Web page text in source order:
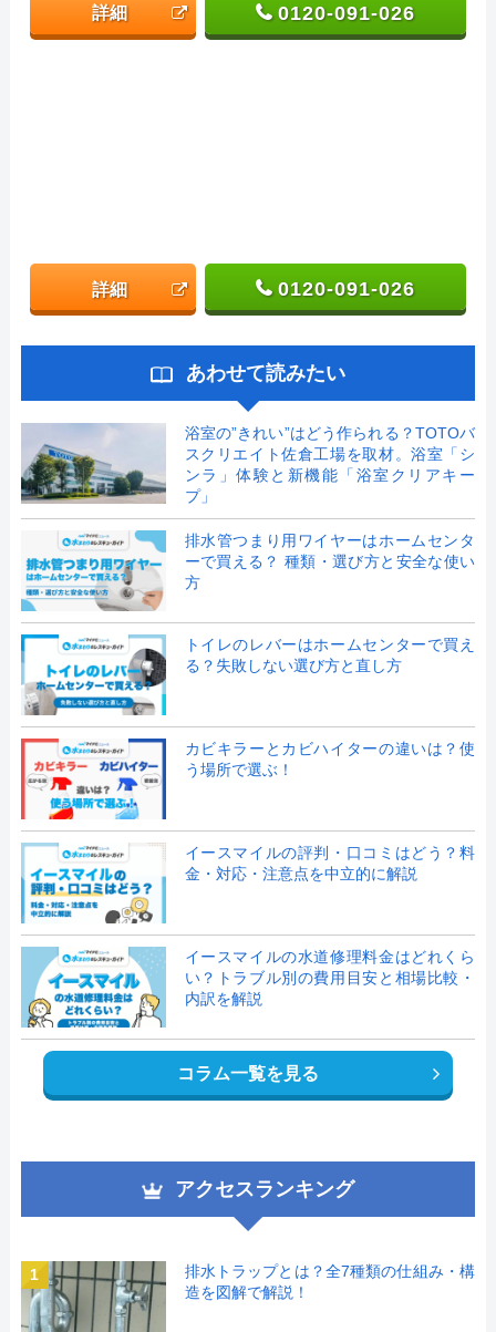
詳細 0120-091-026
詳細 0120-091-026
あわせて読みたい
浴室の”きれい”はどう作られる？TOTOバ
スクリエイト佐倉工場を取材。浴室「シ
ンラ」体験と新機能「浴室クリアキー
プ」
排水管つまり用ワイヤーはホームセンタ
ーで買える？ 種類・選び方と安全な使い
方
トイレのレバーはホームセンターで買え
る？失敗しない選び方と直し方
カビキラーとカビハイターの違いは？使
う場所で選ぶ！
イースマイルの評判・口コミはどう？料
金・対応・注意点を中立的に解説
イースマイルの水道修理料金はどれくら
い？トラブル別の費用目安と相場比較・
内訳を解説
コラム一覧を見る
アクセスランキング
1
排水トラップとは？全7種類の仕組み・構
造を図解で解説！